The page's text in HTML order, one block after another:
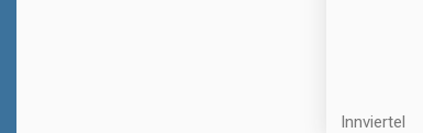
Innviertel